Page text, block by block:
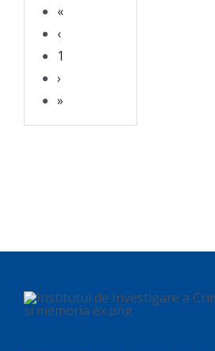
«
‹
1
›
»